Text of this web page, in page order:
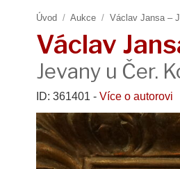
Úvod / Aukce / Václav Jansa –
Václav
Jevany u Čer.
ID: 361401 - Více o autorovi